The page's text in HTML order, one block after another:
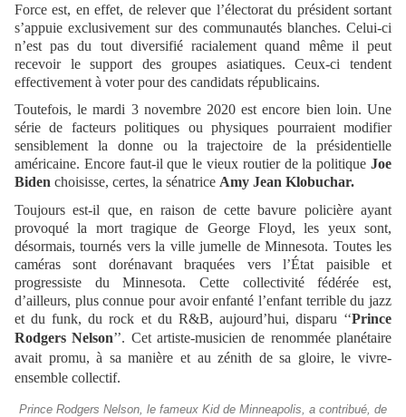
Force est, en effet, de relever que l’électorat du président sortant
s’appuie exclusivement sur des communautés blanches. Celui-ci
n’est pas du tout diversifié racialement quand même il peut
recevoir le support des groupes asiatiques. Ceux-ci tendent
effectivement à voter pour des candidats républicains.
Toutefois, le mardi 3 novembre 2020 est encore bien loin. Une
série de facteurs politiques ou physiques pourraient modifier
sensiblement la donne ou la trajectoire de la présidentielle
américaine. Encore faut-il que le vieux routier de la politique Joe
Biden choisisse, certes, la sénatrice Amy Jean Klobuchar.
Toujours est-il que, en raison de cette bavure policière ayant
provoqué la mort tragique de George Floyd, les yeux sont,
désormais, tournés vers la ville jumelle de Minnesota. Toutes les
caméras sont dorénavant braquées vers l’État paisible et
progressiste du Minnesota. Cette collectivité fédérée est,
d’ailleurs, plus connue pour avoir enfanté l’enfant terrible du jazz
et du funk, du rock et du R&B, aujourd’hui, disparu ‘‘Prince
Rodgers Nelson’’. Cet artiste-musicien de renommée planétaire
avait promu, à sa manière et au zénith de sa gloire, le vivre-
ensemble collectif.
Prince Rodgers Nelson, le fameux Kid de Minneapolis, a contribué, de